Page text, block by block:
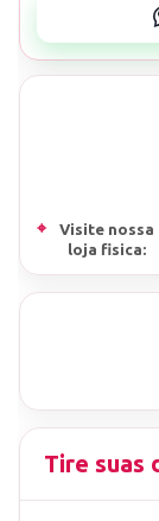
⌖
Visite nossa
loja fisica:
Tire suas